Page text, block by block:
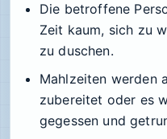
Die betroffene
Zeit kaum, sich zu
zu duschen.
Mahlzeiten werden
zubereitet oder es
gegessen und